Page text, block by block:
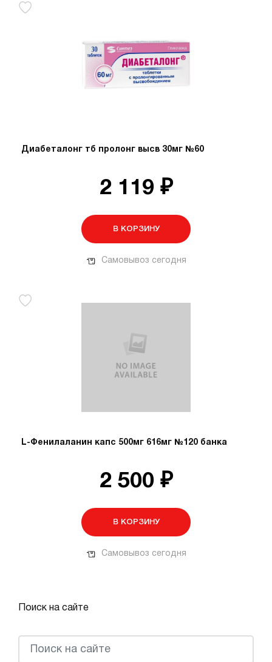
Диабеталонг тб пролонг высв 30мг №60
2 119 ₽
В КОРЗИНУ
Самовывоз сегодня
L-Фенилаланин капс 500мг 616мг №120 банка
2 500 ₽
В КОРЗИНУ
Самовывоз сегодня
Поиск на сайте